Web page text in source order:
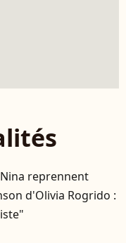
reprennent
d'Olivia Rogrido :